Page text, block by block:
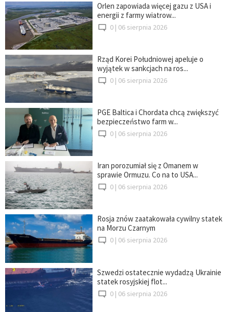
Orlen zapowiada więcej gazu z USA i
energii z farmy wiatrow...
0 | 06 sierpnia 2026
Rząd Korei Południowej apeluje o
wyjątek w sankcjach na ros...
0 | 06 sierpnia 2026
PGE Baltica i Chordata chcą zwiększyć
bezpieczeństwo farm w...
0 | 06 sierpnia 2026
Iran porozumiał się z Omanem w
sprawie Ormuzu. Co na to USA...
0 | 06 sierpnia 2026
Rosja znów zaatakowała cywilny statek
na Morzu Czarnym
0 | 06 sierpnia 2026
Szwedzi ostatecznie wydadzą Ukrainie
statek rosyjskiej flot...
0 | 06 sierpnia 2026